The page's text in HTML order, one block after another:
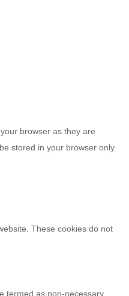
browser as they are
stored in your browser only
These cookies do not
termed as non-necessary